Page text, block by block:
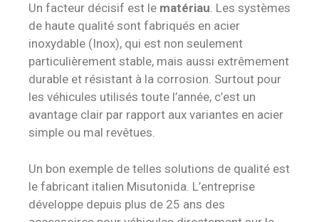
Un facteur décisif est le matériau. Les systèmes
de haute qualité sont fabriqués en acier
inoxydable (Inox), qui est non seulement
particulièrement stable, mais aussi extrêmement
durable et résistant à la corrosion. Surtout pour
les véhicules utilisés toute l’année, c’est un
avantage clair par rapport aux variantes en acier
simple ou mal revêtues.
Un bon exemple de telles solutions de qualité est
le fabricant italien Misutonida. L’entreprise
développe depuis plus de 25 ans des